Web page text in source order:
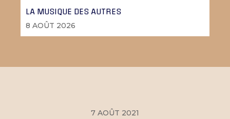
LA MUSIQUE DES AUTRES
8 AOÛT 2026
7 AOÛT 2021